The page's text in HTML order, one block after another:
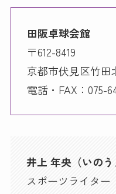
田阪卓球会館
〒612-8419
京都市伏見区竹田
電話・FAX：075-
井上 年央（いのう
スポーツライター